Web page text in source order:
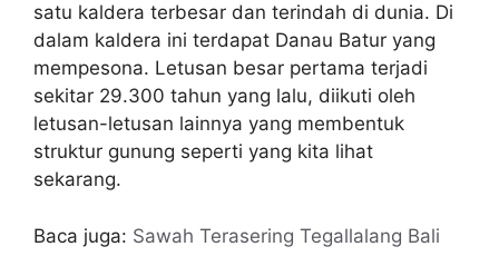
satu kaldera terbesar dan terindah di dunia. Di
dalam kaldera ini terdapat Danau Batur yang
mempesona. Letusan besar pertama terjadi
sekitar 29.300 tahun yang lalu, diikuti oleh
letusan-letusan lainnya yang membentuk
struktur gunung seperti yang kita lihat
sekarang.
Baca juga: Sawah Terasering Tegallalang Bali